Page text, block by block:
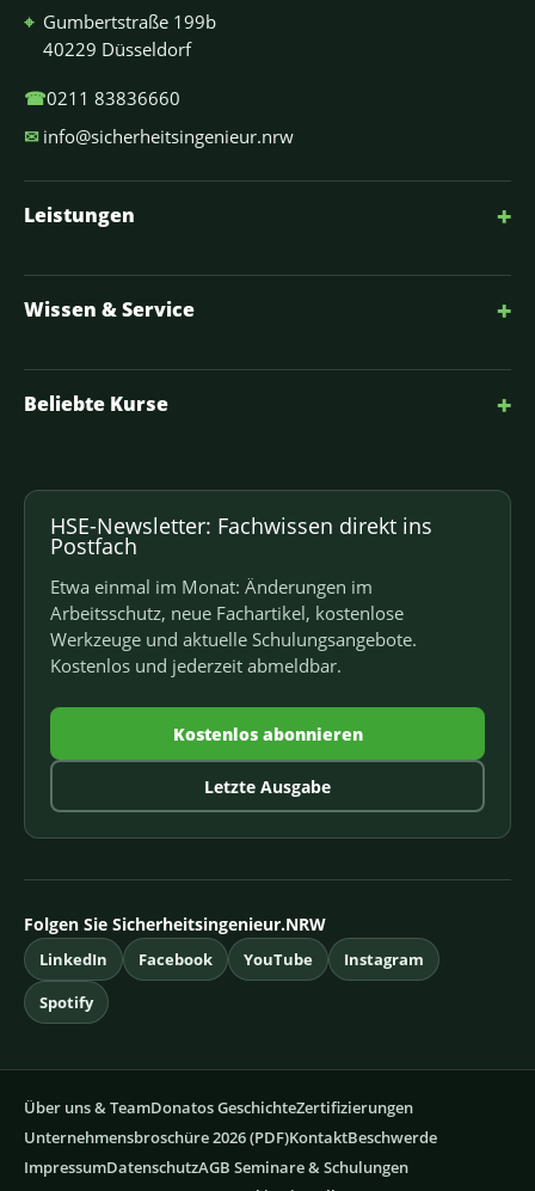
⌖ Gumbertstraße 199b
40229 Düsseldorf
☎0211 83836660
✉ info@sicherheitsingenieur.nrw
Leistungen +
Wissen & Service +
Beliebte Kurse +
HSE-Newsletter: Fachwissen direkt ins
Postfach
Etwa einmal im Monat: Änderungen im
Arbeitsschutz, neue Fachartikel, kostenlose
Werkzeuge und aktuelle Schulungsangebote.
Kostenlos und jederzeit abmeldbar.
Kostenlos abonnieren
Letzte Ausgabe
Folgen Sie Sicherheitsingenieur.NRW
LinkedIn Facebook YouTube
Instagram
Spotify
Über uns & TeamDonatos GeschichteZertifizierungen
Unternehmensbroschüre 2026 (PDF)KontaktBeschwerde
ImpressumDatenschutzAGB Seminare & Schulungen